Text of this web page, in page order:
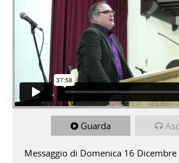
Guarda
Messaggio di Domenica 16 Dicembre